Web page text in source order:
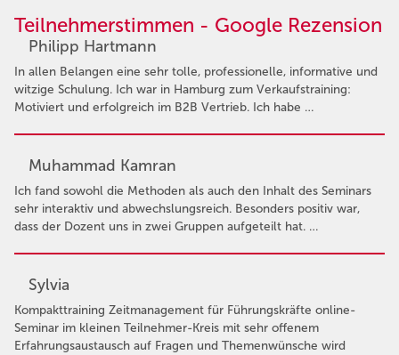
Teilnehmerstimmen - Google Rezension
Philipp Hartmann
In allen Belangen eine sehr tolle, professionelle, informative und
witzige Schulung. Ich war in Hamburg zum Verkaufstraining:
Motiviert und erfolgreich im B2B Vertrieb. Ich habe …
Muhammad Kamran
Ich fand sowohl die Methoden als auch den Inhalt des Seminars
sehr interaktiv und abwechslungsreich. Besonders positiv war,
dass der Dozent uns in zwei Gruppen aufgeteilt hat. …
Sylvia
Kompakttraining Zeitmanagement für Führungskräfte online-
Seminar im kleinen Teilnehmer-Kreis mit sehr offenem
Erfahrungsaustausch auf Fragen und Themenwünsche wird